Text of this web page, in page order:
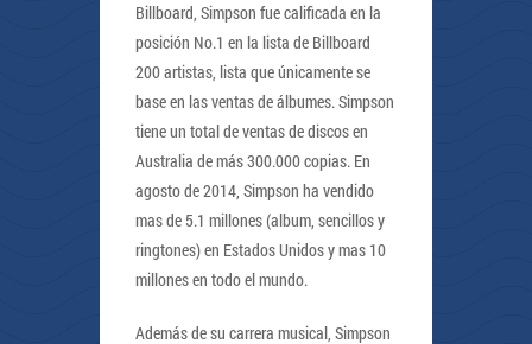
Billboard, Simpson fue calificada en la
posición No.1 en la lista de Billboard
200 artistas, lista que únicamente se
base en las ventas de álbumes. Simpson
tiene un total de ventas de discos en
Australia de más 300.000 copias. En
agosto de 2014, Simpson ha vendido
mas de 5.1 millones (album, sencillos y
ringtones) en Estados Unidos y mas 10
millones en todo el mundo.
Además de su carrera musical, Simpson